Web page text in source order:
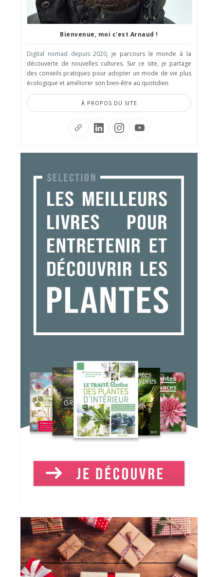
Bienvenue, moi c'est Arnaud !
Digital nomad depuis 2020, je parcours le monde à la
découverte de nouvelles cultures. Sur ce site, je partage
des conseils pratiques pour adopter un mode de vie plus
écologique et améliorer son bien-être au quotidien.
À PROPOS DU SITE